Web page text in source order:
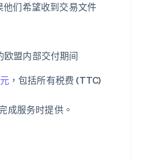
们希望收到交易文件
欧盟内部交付期间
，包括所有税费 (TTC)
成服务时提供。